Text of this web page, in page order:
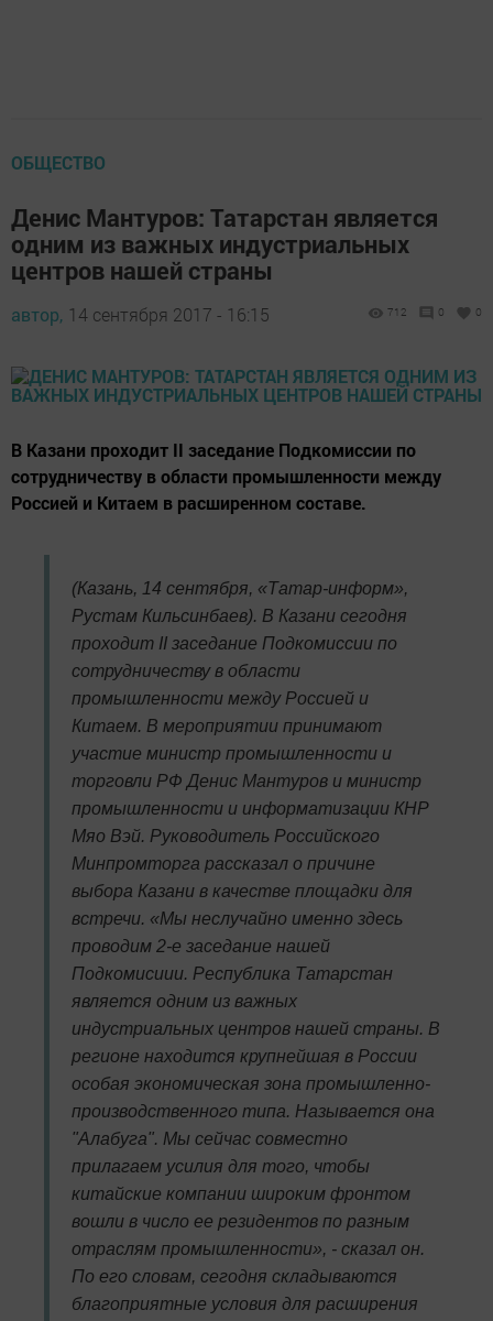
ОБЩЕСТВО
Денис Мантуров: Татарстан является
одним из важных индустриальных
центров нашей страны
автор, 14 сентября 2017 - 16:15 712 0 0
В Казани проходит II заседание Подкомиссии по
сотрудничеству в области промышленности между
Россией и Китаем в расширенном составе.
(Казань, 14 сентября, «Татар-информ»,
Рустам Кильсинбаев). В Казани сегодня
проходит II заседание Подкомиссии по
сотрудничеству в области
промышленности между Россией и
Китаем. В мероприятии принимают
участие министр промышленности и
торговли РФ Денис Мантуров и министр
промышленности и информатизации КНР
Мяо Вэй. Руководитель Российского
Минпромторга рассказал о причине
выбора Казани в качестве площадки для
встречи. «Мы неслучайно именно здесь
проводим 2-е заседание нашей
Подкомисиии. Республика Татарстан
является одним из важных
индустриальных центров нашей страны. В
регионе находится крупнейшая в России
особая экономическая зона промышленно-
производственного типа. Называется она
"Алабуга". Мы сейчас совместно
прилагаем усилия для того, чтобы
китайские компании широким фронтом
вошли в число ее резидентов по разным
отраслям промышленности», - сказал он.
По его словам, сегодня складываются
благоприятные условия для расширения